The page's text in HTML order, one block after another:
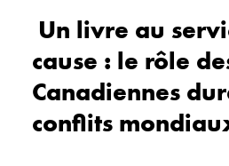
Un livre au
cause : le rôle
Canadiennes
conflits